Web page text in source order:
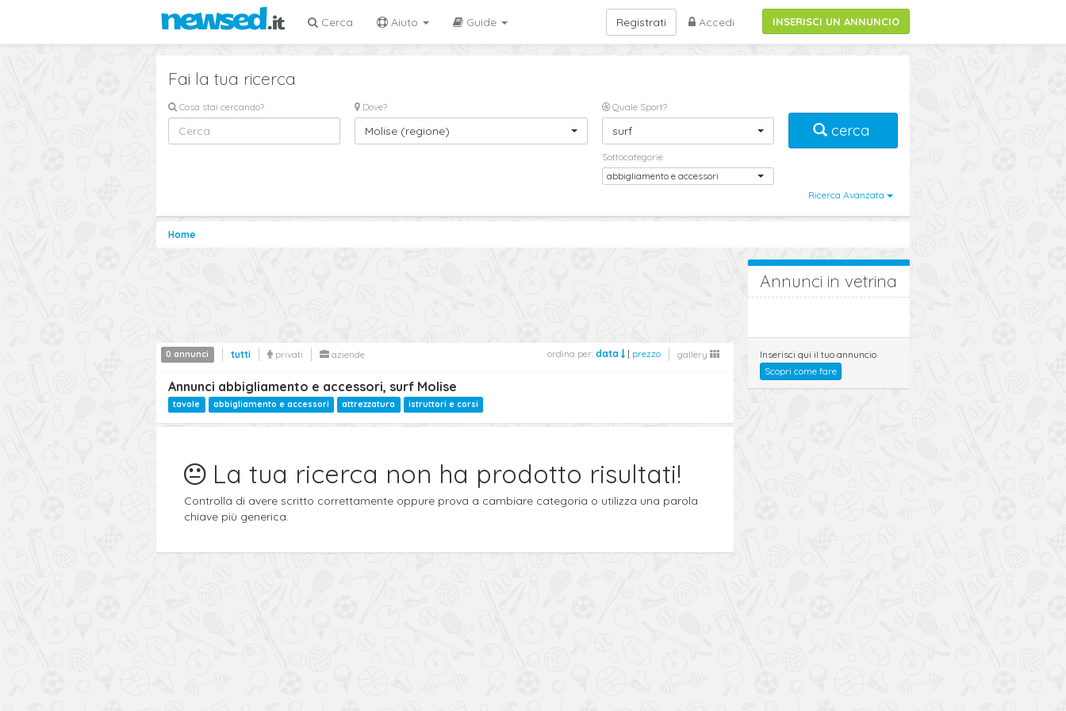
INSERISCI UN ANNUNCIO
Cerca Aiuto Guide Accedi
Registrati
Fai la tua ricerca
Cosa stai cercando? Dove?
Molise (regione)
Quale Sport?
surf
Sottocategorie
abbigliamento e accessori
cerca
Ricerca Avanzata
Home
tutti privati aziende
0 annunci ordina per: data | prezzo gallery
Annunci abbigliamento e accessori, surf Molise
tavole abbigliamento e accessori attrezzatura istruttori e corsi
La tua ricerca non ha prodotto risultati!
Controlla di avere scritto correttamente oppure prova a cambiare categoria o utilizza una parola
chiave più generica.
Annunci in vetrina
Inserisci qui il tuo annuncio
Scopri come fare